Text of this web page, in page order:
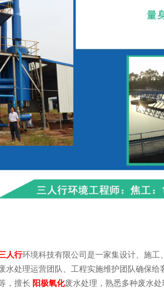
人行环境科技有限公司是一家集设计、施
水处理运营团队、工程实施维护团队确保给
，擅长 阳极氧化废水处理，熟悉多种废水